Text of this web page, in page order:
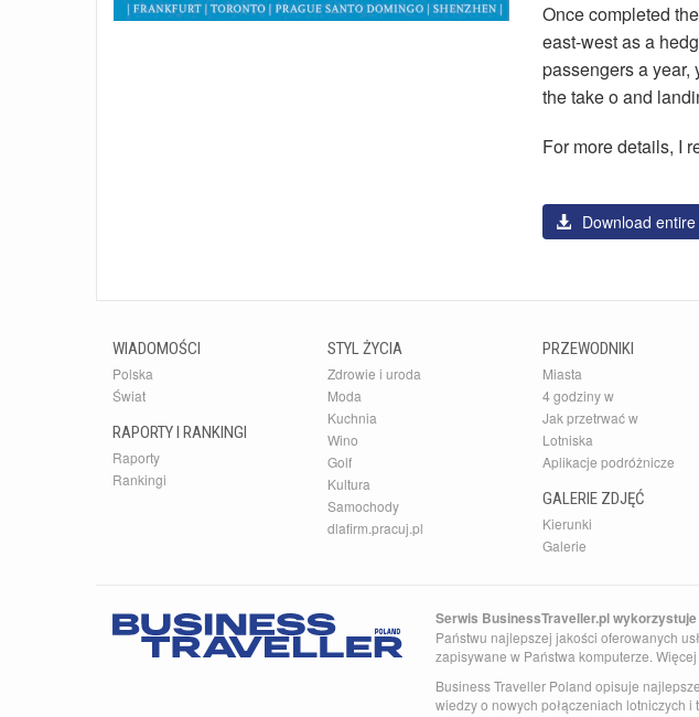
Once completed
east-west as a
passengers a
the take o and
For more details, I
Download
WIADOMOŚCI
Polska
Świat
RAPORTY I RANKINGI
Raporty
Rankingi
STYL ŻYCIA
Zdrowie i uroda
Moda
Kuchnia
Wino
Golf
Kultura
Samochody
dlafirm.pracuj.pl
PRZEWODNIKI
Miasta
4 godziny w
Jak przetrwać w
Lotniska
Aplikacje podróżnicze
GALERIE ZDJĘĆ
Kierunki
Galerie
Serwis BusinessTraveller.pl
Państwu najlepszej jakości oferowanych
zapisywane w Państwa komputerze.
Business Traveller Poland opisuje
wiedzy o nowych połączeniach lotniczych